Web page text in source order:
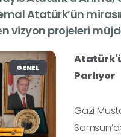
Atatürk’ün
vizyon projeleri
GENEL
Parlıyor
Gazi